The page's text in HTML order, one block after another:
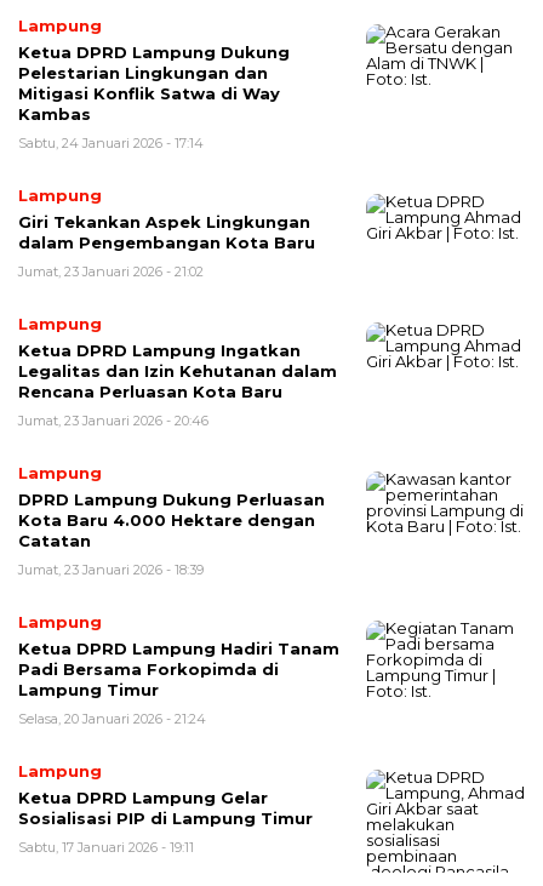
Lampung
Ketua DPRD Lampung Dukung
Pelestarian Lingkungan dan
Mitigasi Konflik Satwa di Way
Kambas
Sabtu, 24 Januari 2026 - 17:14
Lampung
Giri Tekankan Aspek Lingkungan
dalam Pengembangan Kota Baru
Jumat, 23 Januari 2026 - 21:02
Lampung
Ketua DPRD Lampung Ingatkan
Legalitas dan Izin Kehutanan dalam
Rencana Perluasan Kota Baru
Jumat, 23 Januari 2026 - 20:46
Lampung
DPRD Lampung Dukung Perluasan
Kota Baru 4.000 Hektare dengan
Catatan
Jumat, 23 Januari 2026 - 18:39
Lampung
Ketua DPRD Lampung Hadiri Tanam
Padi Bersama Forkopimda di
Lampung Timur
Selasa, 20 Januari 2026 - 21:24
Lampung
Ketua DPRD Lampung Gelar
Sosialisasi PIP di Lampung Timur
Sabtu, 17 Januari 2026 - 19:11